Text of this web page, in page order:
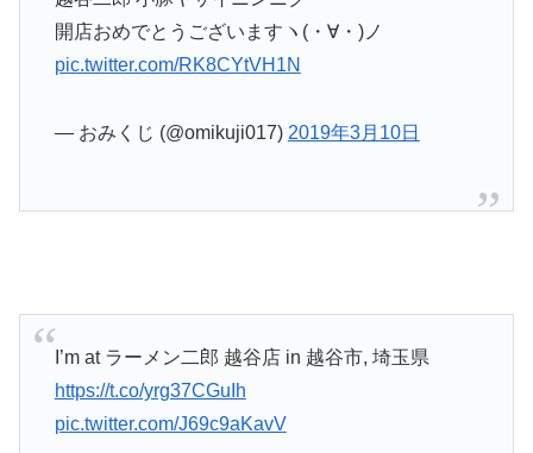
開店おめでとうございますヽ(・∀・)ノ
pic.twitter.com/RK8CYtVH1N
— おみくじ (@omikuji017) 2019年3月10日
I’m at ラーメン二郎 越谷店 in 越谷市, 埼玉県
https://t.co/yrg37CGuIh
pic.twitter.com/J69c9aKavV